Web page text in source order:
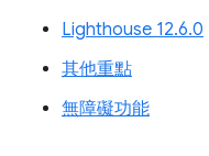
Lighthouse 12.6.0
其他重點
無障礙功能